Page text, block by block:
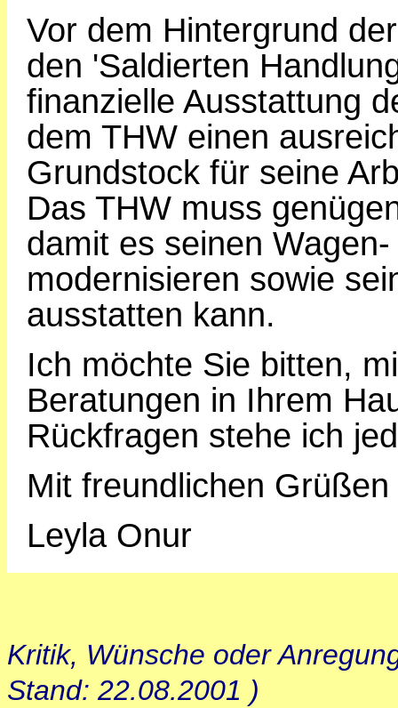
Vor dem Hintergrund
den 'Saldierten
finanzielle Ausstattung
dem THW einen
Grundstock für seine
Das THW muss
damit es seinen
modernisieren sowie
ausstatten kann.
Ich möchte Sie bitten,
Beratungen in Ihrem
Rückfragen stehe ich
Mit freundlichen Grüßen
Leyla Onur
Kritik, Wünsche oder
Stand: 22.08.2001 )